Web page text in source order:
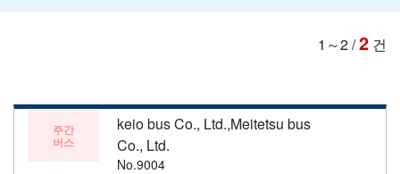
1～2/2 건
주간
버스
keio bus Co., Ltd.,Meitetsu bus
Co., Ltd.
No.9004